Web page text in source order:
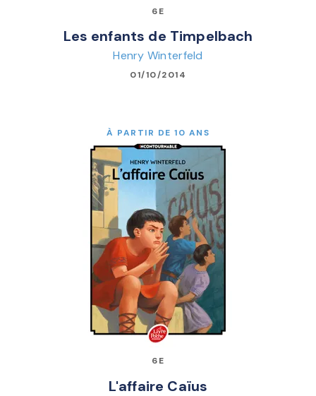
6E
Les enfants de Timpelbach
Henry Winterfeld
01/10/2014
À PARTIR DE 10 ANS
6E
L'affaire Caïus